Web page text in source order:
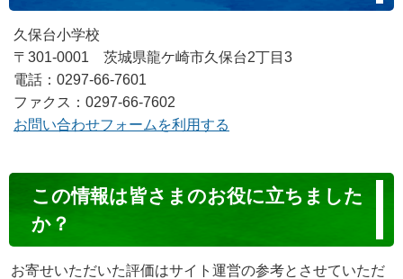
久保台小学校
〒301-0001 茨城県龍ケ崎市久保台2丁目3
電話：0297-66-7601
ファクス：0297-66-7602
お問い合わせフォームを利用する
ン
ン
この情報は皆さまのお役に立ちました
か？
お寄せいただいた評価はサイト運営の参考とさせていただ